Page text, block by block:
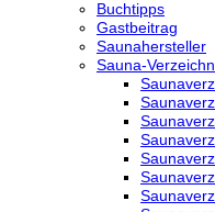
Buchtipps
Gastbeitrag
Saunahersteller
Sauna-